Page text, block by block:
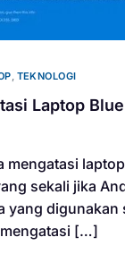
, TEKNOLOGI
Laptop
mengatasi
sekali jika
yang digunakan
[…]